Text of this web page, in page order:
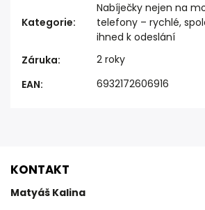
Kategorie:
Nabíječky nejen na
telefony – rychlé,
ihned k odeslání
Záruka:
2 roky
EAN: 6932172606916
KONTAKT
Matyáš Kalina